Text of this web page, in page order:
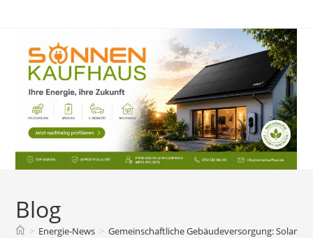
Blog
> Energie-News > Gemeinschaftliche Gebäudeversorgung: